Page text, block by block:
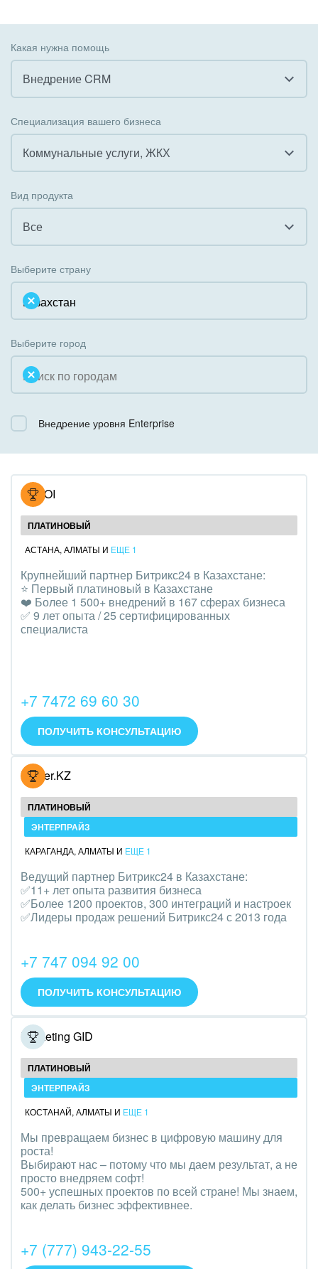
Какая нужна помощь
Внедрение CRM
Внедрение КЭДО
Интеграция с 1С
Внедрение Бизнес-процессов
Системное администрирование
Интернет-магазин и CRM
Крупные корпоративные внедрения
Внедрение для медицины
Внедрение для гос.организаций
Внедрение онлайн-продаж
Внедрение онлайн-офиса / Интранета
Специализация вашего бизнеса
Коммунальные услуги, ЖКХ
Государственные организации
Коммунальные услуги, ЖКХ
Некоммерческие, религиозные организации,
Недвижимость, риэлтерские компании
Образование, наука
Общественно-политические организации
Охрана, безопасность
Промышленность
СМИ, издательства, справочники
Страхование
Строительство, ремонт и благоустройство
Транспорт, Авиация, автобизнес
Трудоустройство
PR, маркетинг, реклама,
АПК и пищевая промышленность
Выставки, семинары, конференции
Горнодобывающая отрасль
Досуг, туризм и отдых
Изготовление памятников и мемориальных
комплексов
Инвестиционный бизнес
IT, Интернет
Консалтинговые и управленческие услуги
Культурные события, спорт, шоу-бизнес
Логистика
Мебель, лес, деревообработка
Металлургия
Мода, одежда, аксессуары, стиль
Оборудование, техника
Вид продукта
Все
Облачный Битрикс24
Коробочная версия
Выберите страну
Выберите город
Внедрение уровня Enterprise
NOVOI
ПЛАТИНОВЫЙ
АСТАНА, АЛМАТЫ И ЕЩЕ 1
Крупнейший партнер Битрикс24 в Казахстане:
⭐️ Первый платиновый в Казахстане
❤️ Более 1 500+ внедрений в 167 сферах бизнеса
✅ 9 лет опыта / 25 сертифицированных
специалиста
+7 7472 69 60 30
ПОЛУЧИТЬ КОНСУЛЬТАЦИЮ
Hoster.KZ
ПЛАТИНОВЫЙ
ЭНТЕРПРАЙЗ
КАРАГАНДА, АЛМАТЫ И ЕЩЕ 1
Ведущий партнер Битрикс24 в Казахстане:
✅11+ лет опыта развития бизнеса
✅Более 1200 проектов, 300 интеграций и настроек
✅Лидеры продаж решений Битрикс24 с 2013 года
+7 747 094 92 00
ПОЛУЧИТЬ КОНСУЛЬТАЦИЮ
Marketing GID
ПЛАТИНОВЫЙ
ЭНТЕРПРАЙЗ
КОСТАНАЙ, АЛМАТЫ И ЕЩЕ 1
Мы превращаем бизнес в цифровую машину для
роста!
Выбирают нас – потому что мы даем результат, а не
просто внедряем софт!
500+ успешных проектов по всей стране! Мы знаем,
как делать бизнес эффективнее.
+7 (777) 943-22-55